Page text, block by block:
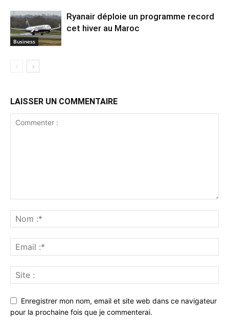
Business
Ryanair déploie un programme record
cet hiver au Maroc
LAISSER UN COMMENTAIRE
Enregistrer mon nom, email et site web dans ce navigateur
pour la prochaine fois que je commenterai.